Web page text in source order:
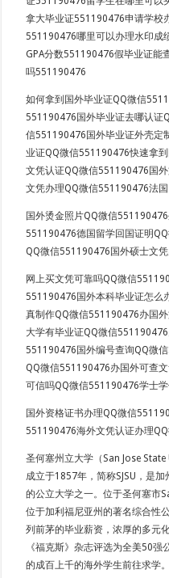
拿大毕业证551190476申请学校
551190476哪里可以办理水印成
GPA分数551190476假毕业证能
吗551190476
如何拿到国外毕业证QQ微信
551190476国外毕业证去哪认证
信551190476国外毕业证外壳定
业证QQ微信551190476快速拿
文凭认证QQ微信551190476国
文凭办理QQ微信551190476法
国外烫金照片QQ微信
551190476德国留学回国证明
QQ微信551190476国外硕士文
网上买文凭可靠吗QQ微信
551190476国外本科毕业证怎么
真制作QQ微信551190476办国
大学有毕业证QQ微信
551190476国外编号查询QQ微
QQ微信551190476办国外可查
可信吗QQ微信551190476学士
国外资格证书办理QQ微信
551190476海外文凭认证办理
圣何塞州立大学（San Jose State
成立于1857年，简称SJSU，是
的公立大学之一。位于圣何塞市
位于加利福尼亚州的著名综合性
列前茅的毕业薪资，浓厚的多元
《福克斯》杂志评选为全美50
的成百上千的海外学生前往求学。